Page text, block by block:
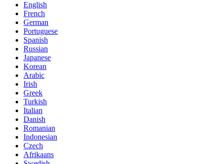
English
French
German
Portuguese
Spanish
Russian
Japanese
Korean
Arabic
Irish
Greek
Turkish
Italian
Danish
Romanian
Indonesian
Czech
Afrikaans